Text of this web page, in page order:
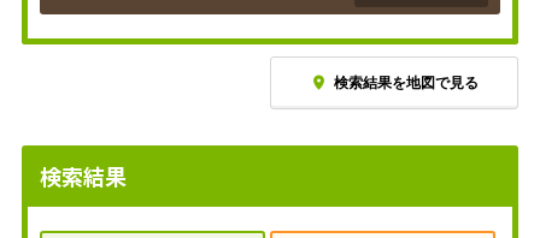
検索結果を地図で見る
検索結果